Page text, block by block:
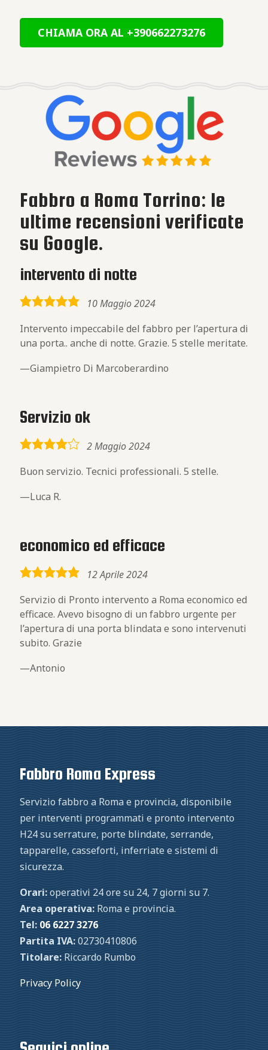
CHIAMA ORA AL +390662273276
Fabbro a Roma Torrino: le
ultime recensioni verificate
su Google.
intervento di notte
5,0
10 Maggio 2024
Intervento impeccabile del fabbro per l’apertura di
una porta.. anche di notte. Grazie. 5 stelle meritate.
Giampietro Di Marcoberardino
Servizio ok
4,0
2 Maggio 2024
Buon servizio. Tecnici professionali. 5 stelle.
Luca R.
economico ed efficace
5,0
12 Aprile 2024
Servizio di Pronto intervento a Roma economico ed
efficace. Avevo bisogno di un fabbro urgente per
l’apertura di una porta blindata e sono intervenuti
subito. Grazie
Antonio
Fabbro Roma Express
Servizio fabbro a Roma e provincia, disponibile
per interventi programmati e pronto intervento
H24 su serrature, porte blindate, serrande,
tapparelle, casseforti, inferriate e sistemi di
sicurezza.
Orari:operativi 24 ore su 24, 7 giorni su 7.
Area operativa: Roma e provincia.
Tel: 06 6227 3276
Partita IVA:02730410806
Titolare: Riccardo Rumbo
Privacy Policy